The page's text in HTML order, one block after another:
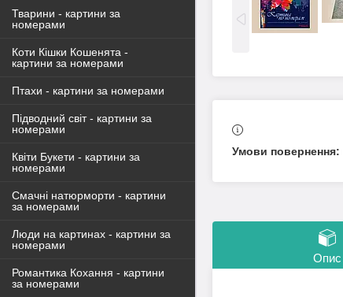
Опис
Тварини - картини за
номерами
Коти Кішки Кошенята -
картини за номерами
Птахи - картини за номерами
Підводний світ - картини за
номерами
Квіти Букети - картини за
номерами
Смачні натюрморти - картини
за номерами
Люди на картинах - картини за
номерами
Романтика Кохання - картини
за номерами